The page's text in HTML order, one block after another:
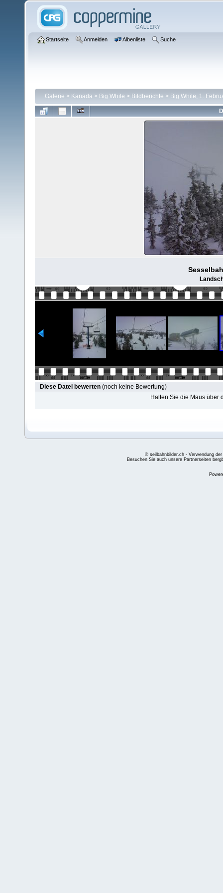
Startseite Anmelden Albenliste Suche
Galerie > Kanada > Big White > Bildberichte > Big White, 1.
Diese Datei bewerten (noch keine Bewertung)
Halten Sie die Maus über
© seilbahnbilder.ch - Verwendung
Besuchen Sie auch unsere Partnerseiten